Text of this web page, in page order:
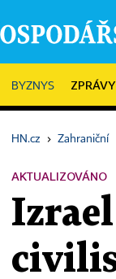
HOME
BYZNYS ZPRÁVY
HN.cz › Zahraniční
AKTUALIZOVÁNO